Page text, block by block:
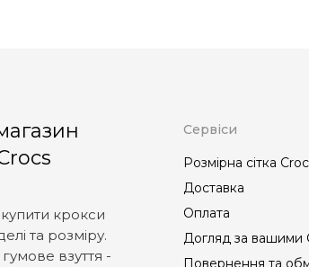
крокси
та розміру.
взуття -
Сервіси
Розмірна сітка
Доставка
Оплата
Догляд за вашими
Повернення та